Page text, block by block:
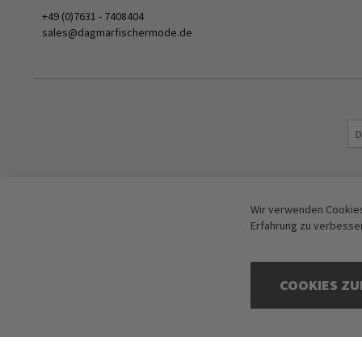
+49 (0)7631 - 7408404
sales@dagmarfischermode.de
Wir verwenden
Erfahrung zu
COOKIES